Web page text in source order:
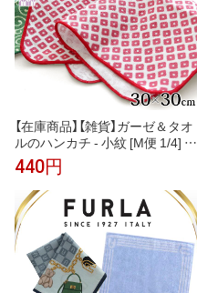
【在庫商品】【雑貨】ガーゼ＆タオ
ルのハンカチ - 小紋 [M便 1/4] ハ
ンカチ はんかち かわいい レデ
ィース プレゼント ガーゼ パイ
ル 柔らか やわらか 使いやすい
吸水
440円